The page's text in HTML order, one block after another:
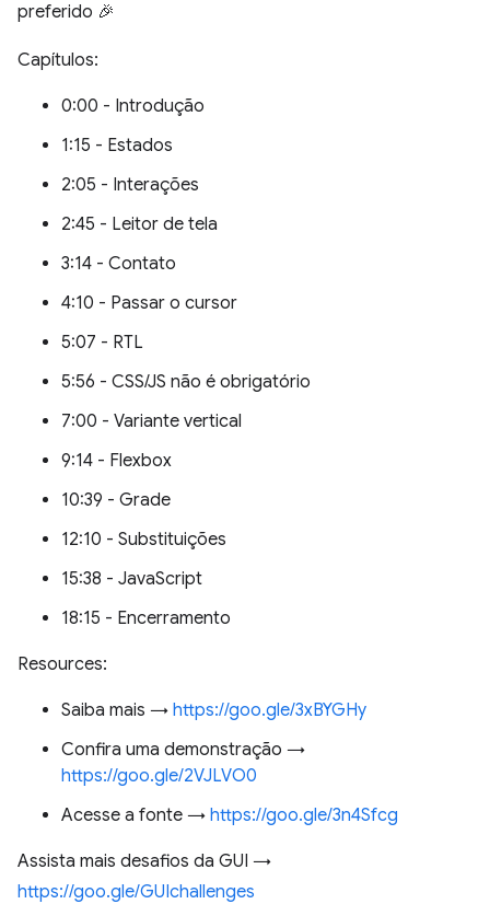
preferido 🎉
Capítulos:
0:00 - Introdução
1:15 - Estados
2:05 - Interações
2:45 - Leitor de tela
3:14 - Contato
4:10 - Passar o cursor
5:07 - RTL
5:56 - CSS/JS não é obrigatório
7:00 - Variante vertical
9:14 - Flexbox
10:39 - Grade
12:10 - Substituições
15:38 - JavaScript
18:15 - Encerramento
Resources:
Saiba mais → https://goo.gle/3xBYGHy
Confira uma demonstração →
https://goo.gle/2VJLVO0
Acesse a fonte → https://goo.gle/3n4Sfcg
Assista mais desafios da GUI →
https://goo.gle/GUIchallenges